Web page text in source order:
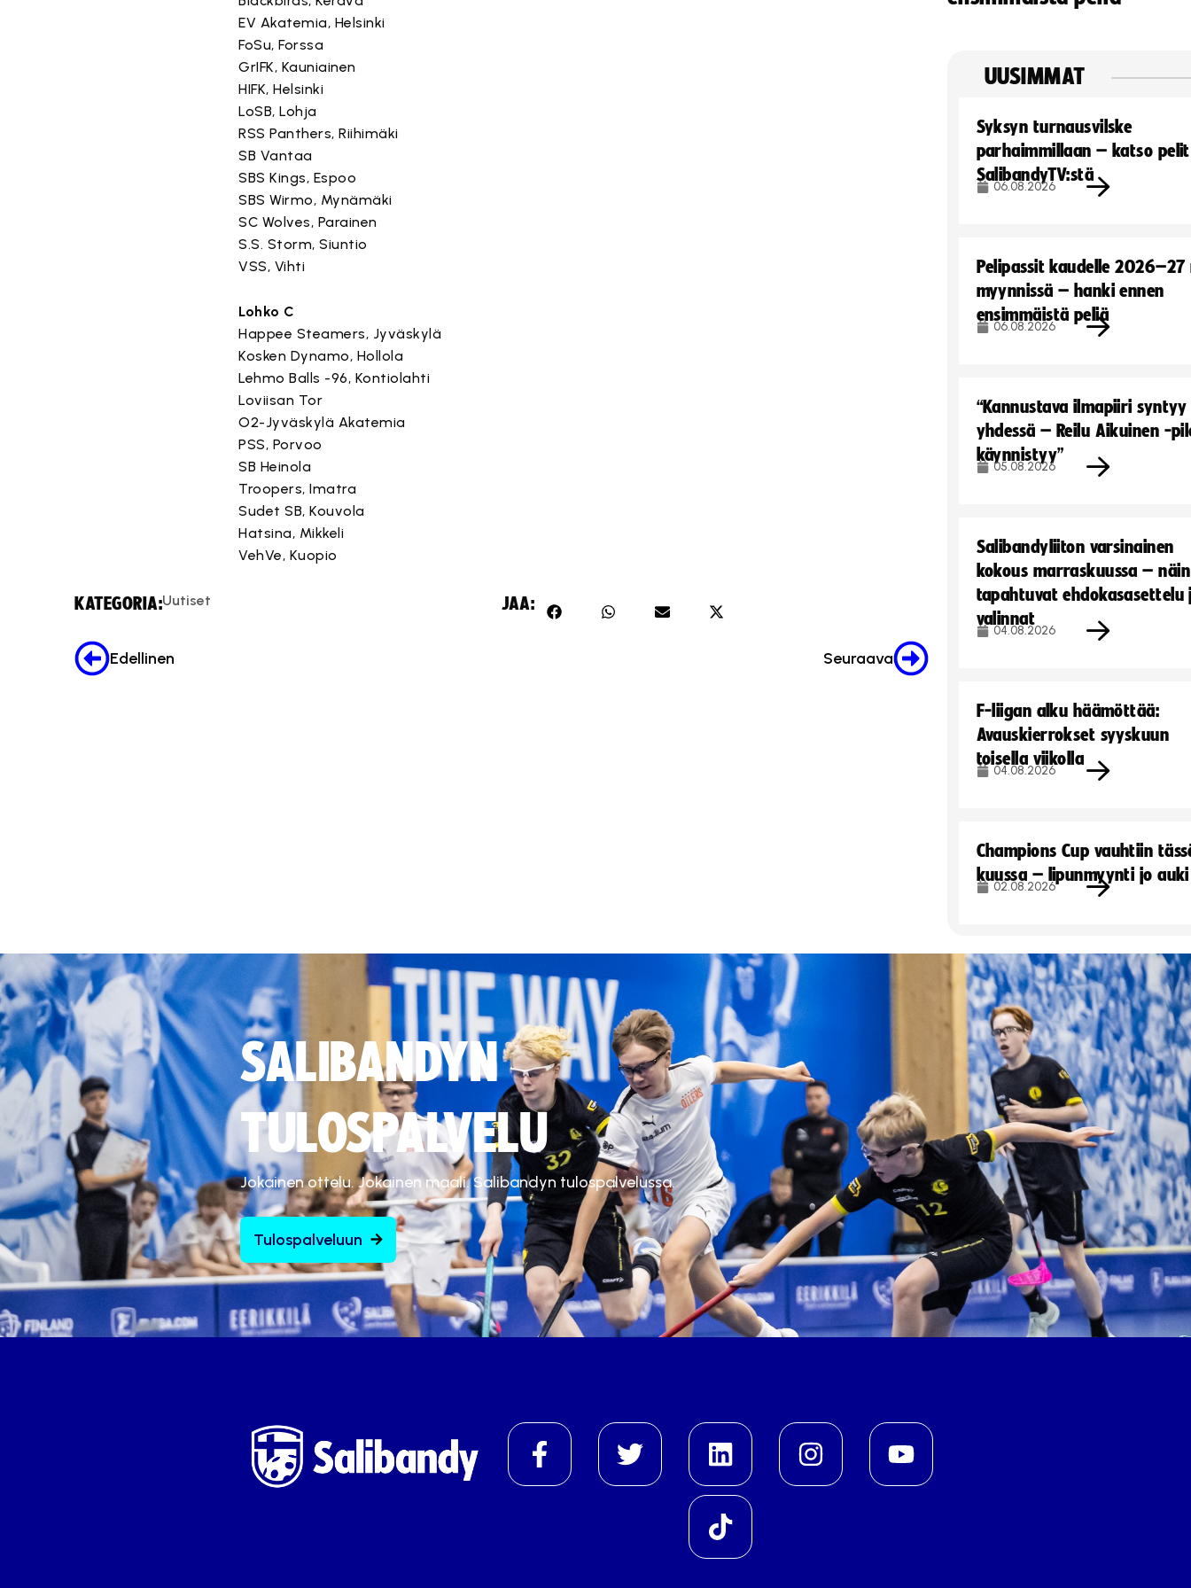
EV Akatemia, Helsinki
FoSu, Forssa
GrIFK, Kauniainen
HIFK, Helsinki
LoSB, Lohja
RSS Panthers, Riihimäki
SB Vantaa
SBS Kings, Espoo
SBS Wirmo, Mynämäki
SC Wolves, Parainen
S.S. Storm, Siuntio
VSS, Vihti
Lohko C
Happee Steamers, Jyväskylä
Kosken Dynamo, Hollola
Lehmo Balls -96, Kontiolahti
Loviisan Tor
O2-Jyväskylä Akatemia
PSS, Porvoo
SB Heinola
Troopers, Imatra
Sudet SB, Kouvola
Hatsina, Mikkeli
VehVe, Kuopio
KATEGORIA:Uutiset JAA:
Edellinen Seuraava
UUSIMMAT
Syksyn turnausvilske
parhaimmillaan – katso pelit
SalibandyTV:stä
06.08.2026
Pelipassit kaudelle
myynnissä – hanki ennen
ensimmäistä peliä
06.08.2026
“Kannustava ilmapiiri syntyy
yhdessä – Reilu Aikuinen -
käynnistyy”
05.08.2026
Salibandyliiton varsinainen
kokous marraskuussa – näin
tapahtuvat ehdokasasettelu
valinnat
04.08.2026
F-liigan alku häämöttää:
Avauskierrokset syyskuun
toisella viikolla
04.08.2026
Champions Cup vauhtiin
kuussa – lipunmyynti jo auki
02.08.2026
SALIBANDYN
TULOSPALVELU
Jokainen ottelu. Jokainen maali. Salibandyn tulospalvelussa.
Tulospalveluun